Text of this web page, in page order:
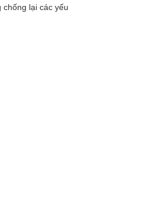
lại các yếu